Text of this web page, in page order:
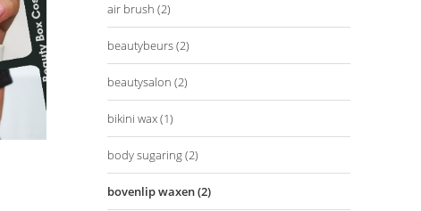
air brush (2)
beautybeurs(2)
beautysalon (2)
bikini wax(1)
body sugaring(2)
bovenlip waxen(2)